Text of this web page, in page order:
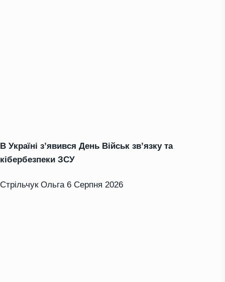
В Україні з’явився День Військ зв’язку та
кібербезпеки ЗСУ
Стрільчук Ольга 6 Серпня 2026